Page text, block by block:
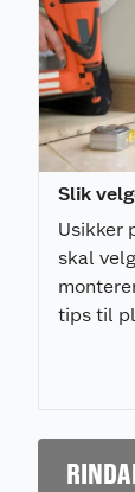
Slik
Usikker
skal
tips til